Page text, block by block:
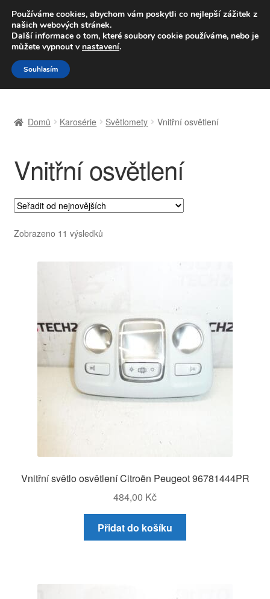
DOPRAVA od 139,-Kč
Volejte po-pá 9-16 704 494 494
Přeskočit
na
navigaci
Přejít
k
obsahu
Celosvětová doprava
Doprava
Kontakt
Košík
Můj účet
Obchodní podmínky
Ochrana osobních údajů
Reklamační řád
Vrakoviště Citroën
Domů Karosérie Světlomety Vnitřní osvětlení
Vnitřní osvětlení
Zobrazeno 11 výsledkůSeřazeno
Vnitřní světlo osvětlení Citroën Peugeot 96781444PR
484,00 Kč
Přidat do košíku
Používáme cookies, abychom vám poskytli co nejlepší zážitek z
našich webových stránek.
Další informace o tom, které soubory cookie používáme, nebo je
můžete vypnout v nastavení.
Souhlasím